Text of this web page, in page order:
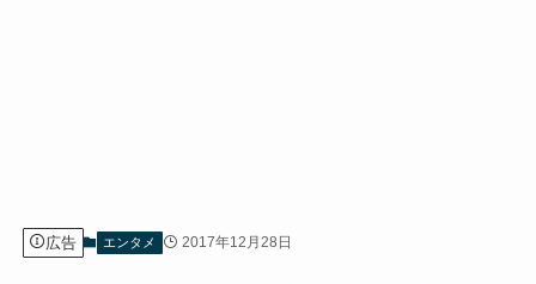
広告 エンタメ 2017年12月28日